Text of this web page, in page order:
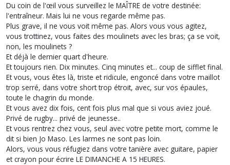
Du coin de l'œil vous surveillez le MAÎTRE de votre destinée:
l'entraîneur. Mais lui ne vous regarde même pas.
Plus grave, il ne vous voit même pas. Alors vous vous agitez,
vous trottinez, vous faites des moulinets avec les bras; ça se voit,
non, les moulinets ?
Et déjà le dernier quart d'heure.
Et toujours rien. Dix minutes. Cinq minutes et... coup de sifflet final.
Et vous, vous êtes là, triste et ridicule, engoncé dans votre maillot
trop serré, dans votre short trop étroit, avec, sur vos épaules,
toute le chagrin du monde.
Et vous avez dix fois, cent fois plus mal que si vous aviez joué.
Privé de rugby... privé de jeunesse..
Et vous rentrez chez vous, seul avec votre petite mort, comme le
dit si bien Jo Maso. Les larmes ne sont pas loin.
Alors, vous vous réfugiez dans votre tanière avec guitare, papier
et crayon pour écrire LE DIMANCHE A 15 HEURES.